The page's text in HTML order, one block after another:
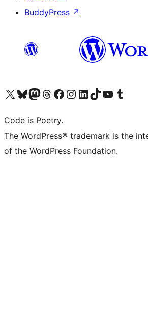
BuddyPress ↗
Visita il nostro account X (ex Twitter)
Visita il nostro account Bluesky
Visita il nostro account Mastodon
Visita il nostro account Threads
Visita la nostra pagina Facebook
Visita il nostro account Instagram
Visita il nostro account LinkedIn
Visita il nostro account TikTok
Visita il nostro canale YouTube
Visita il nostro account Tumblr
Code is Poetry.
The WordPress® trademark is the
of the WordPress Foundation.